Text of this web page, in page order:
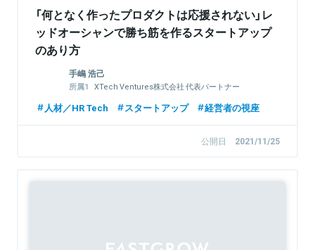
「何となく作ったプロダクトは応援されない」レ
ッドオーシャンで勝ち筋を作るスタートアップ
のあり方
手嶋 浩己
XTech Ventures株式会社 代表パートナー
人材／HR Tech スタートアップ 経営者の視座
公開日 2021/11/25